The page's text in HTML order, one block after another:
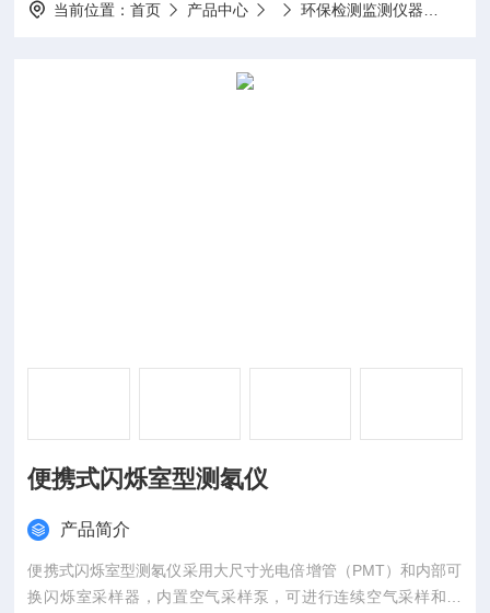
当前位置：首页 产品中心 环保检测监测仪器
便携式闪烁室型测氡仪
产品简介
便携式闪烁室型测氡仪采用大尺寸光电倍增管（PMT）和内部可
换闪烁室采样器，内置空气采样泵，可进行连续空气采样和测